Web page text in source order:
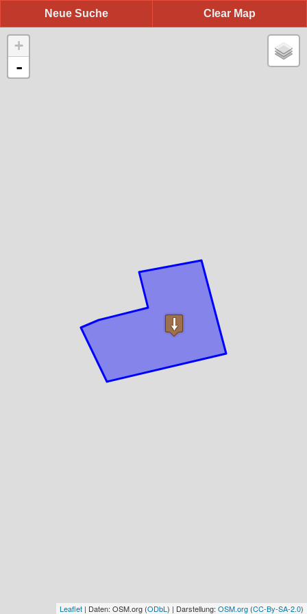
Clear Map
Neue Suche
+
-
Leaflet | Daten: OSM.org (ODbL ) | Darstellung: OSM.org (CC-By-SA-2.0)